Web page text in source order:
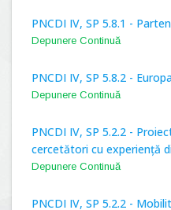
PNCDI IV, SP 5.8.1 -
Depunere Continuă
PNCDI IV, SP 5.8.2 -
Depunere Continuă
PNCDI IV, SP 5.2.2 -
cercetători cu experiență
Depunere Continuă
PNCDI IV, SP 5.2.2 -